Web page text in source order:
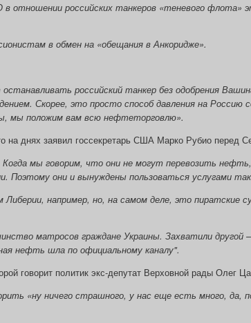
отношении российских танкеров «теневого флота»
в обмен на «обещания в Анкоридже».
российский танкер без одобрения
Скорее, это просто способ давления на
мы положим вам всю нефтеторговлю».
на днях заявил госсекретарь США Марко Рубио перед
Когда мы говорим, что они не могут перевозить
Поэтому они и вынуждены пользоваться услугами
например, но, на самом деле, это пиратские
матросов граждане Украины. Захватили
нефть шла по официальному каналу".
говорит политик экс-депутат Верховной рады Олег
«ну ничего страшного, у нас еще есть много, да,